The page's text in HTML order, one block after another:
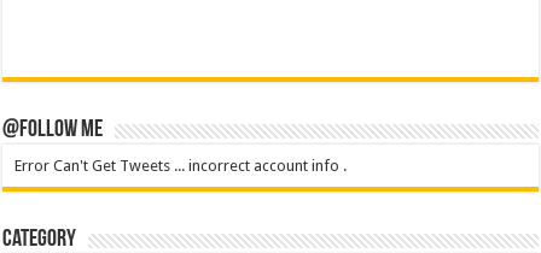
@Follow Me
Error Can't Get Tweets ... incorrect account info .
Category